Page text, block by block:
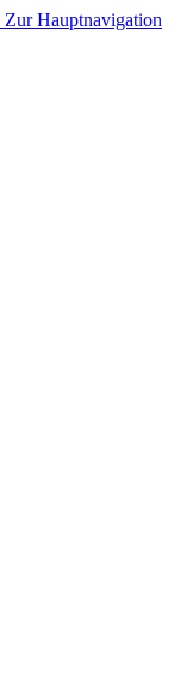
Zur Hauptnavigation